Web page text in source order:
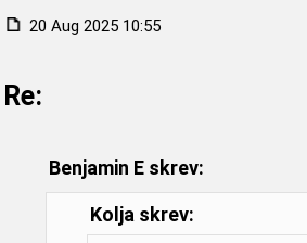
20 Aug 2025 10:55
Re:
Benjamin E skrev:
Kolja skrev: